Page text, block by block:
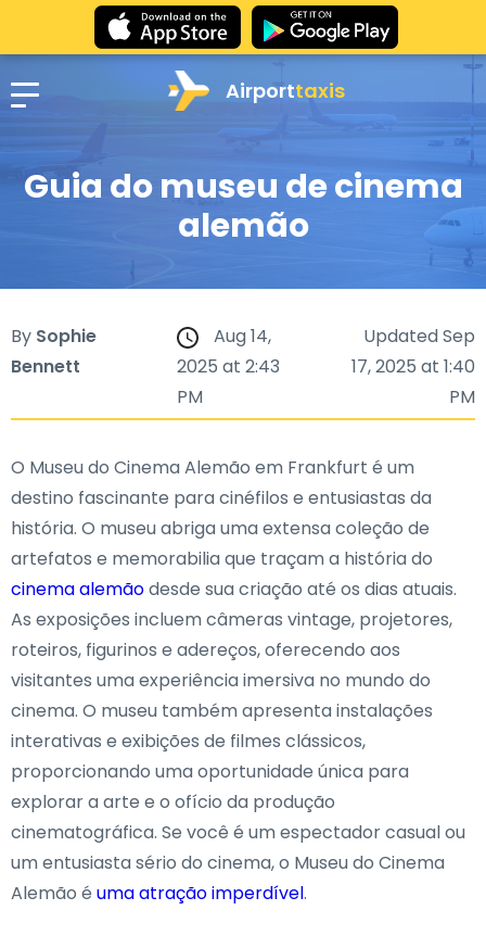
Airporttaxis
Guia do museu de cinema
alemão
By Sophie
Bennett
Aug 14,
2025 at 2:43
PM
Updated Sep
17, 2025 at 1:40
PM
O Museu do Cinema Alemão em Frankfurt é um
destino fascinante para cinéfilos e entusiastas da
história. O museu abriga uma extensa coleção de
artefatos e memorabilia que traçam a história do
cinema alemãodesde sua criação até os dias atuais.
As exposições incluem câmeras vintage, projetores,
roteiros, figurinos e adereços, oferecendo aos
visitantes uma experiência imersiva no mundo do
cinema. O museu também apresenta instalações
interativas e exibições de filmes clássicos,
proporcionando uma oportunidade única para
explorar a arte e o ofício da produção
cinematográfica. Se você é um espectador casual ou
um entusiasta sério do cinema, o Museu do Cinema
Alemão é uma atração imperdível.